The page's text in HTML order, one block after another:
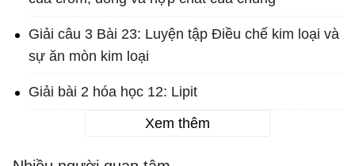
Giải câu 3 Bài 23: Luyện tập Điều chế kim loại và
sự ăn mòn kim loại
Giải bài 2 hóa học 12: Lipit
Xem thêm